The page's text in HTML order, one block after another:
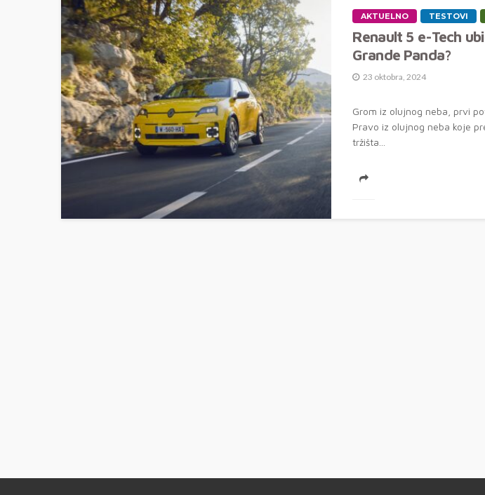
AKTUELNO TESTOVI
Renault 5 e-Tech
Grande Panda?
23 oktobra, 2024
Grom iz olujnog neba, prvi
Pravo iz olujnog neba koje
tržišta...